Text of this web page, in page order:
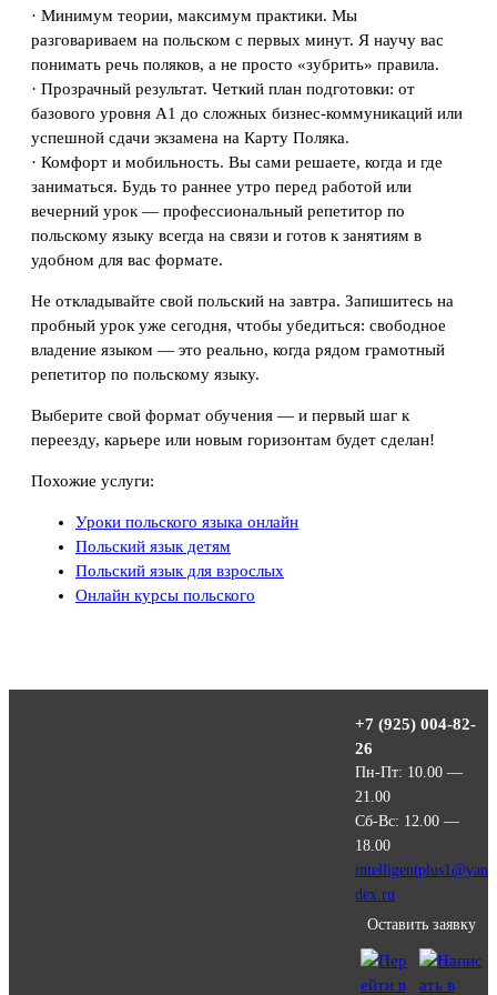
· Минимум теории, максимум практики. Мы
разговариваем на польском с первых минут. Я научу вас
понимать речь поляков, а не просто «зубрить» правила.
· Прозрачный результат. Четкий план подготовки: от
базового уровня А1 до сложных бизнес-коммуникаций или
успешной сдачи экзамена на Карту Поляка.
· Комфорт и мобильность. Вы сами решаете, когда и где
заниматься. Будь то раннее утро перед работой или
вечерний урок — профессиональный репетитор по
польскому языку всегда на связи и готов к занятиям в
удобном для вас формате.
Не откладывайте свой польский на завтра. Запишитесь на
пробный урок уже сегодня, чтобы убедиться: свободное
владение языком — это реально, когда рядом грамотный
репетитор по польскому языку.
Выберите свой формат обучения — и первый шаг к
переезду, карьере или новым горизонтам будет сделан!
Похожие услуги:
Уроки польского языка онлайн
Польский язык детям
Польский язык для взрослых
Онлайн курсы польского
+7 (925) 004-82-
26
Пн-Пт: 10.00 —
21.00
Сб-Вс: 12.00 —
18.00
intelligentplus1@yan
dex.ru
Оставить заявку